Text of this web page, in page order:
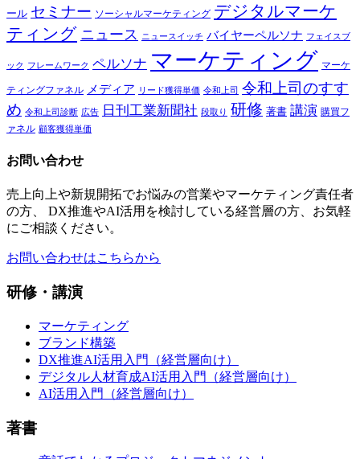
ール セミナー ソーシャルマーケティング デジタルマーケ
ティング ニュース ニュースイッチ バイヤーペルソナ フェイスブ
ック フレームワーク ペルソナ マーケティング マーケ
ティングファネル メディア リード獲得単価 令和上司 令和上司のすす
め 令和上司診断 広告 日刊工業新聞社 段取り 研修 著書 講演 購買フ
ァネル 顧客獲得単価
お問い合わせ
売上向上や新規開拓でお悩みの営業やマーケティング責任者
の方、 DX推進やAI活用を検討している経営層の方、お気軽
にご相談ください。
お問い合わせはこちらから
研修・講演
マーケティング
ブランド構築
DX推進AI活用入門（経営層向け）
デジタル人材育成AI活用入門（経営層向け）
AI活用入門（経営層向け）
著書